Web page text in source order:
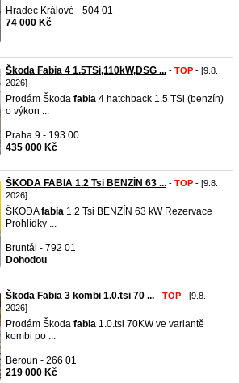
Hradec Králové - 504 01
74 000 Kč
Škoda Fabia 4 1.5TSi,110kW,DSG ... - TOP - [9.8.
2026]
Prodám Škoda fabia 4 hatchback 1.5 TSi (benzín)
o výkon ...
Praha 9 - 193 00
435 000 Kč
ŠKODA FABIA 1.2 Tsi BENZÍN 63 ... - TOP - [9.8.
2026]
ŠKODAfabia 1.2 Tsi BENZÍN 63 kW Rezervace
Prohlídky ...
Bruntál - 792 01
Dohodou
Škoda Fabia 3 kombi 1.0.tsi 70 ... - TOP - [9.8.
2026]
Prodám Škoda fabia 1.0.tsi 70KW ve variantě
kombi po ...
Beroun - 266 01
219 000 Kč